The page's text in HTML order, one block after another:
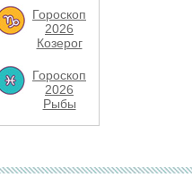
Гороскоп
2026
Козерог
Гороскоп
2026
Рыбы